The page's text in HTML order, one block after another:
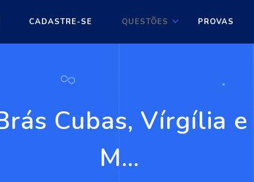
CADASTRE-SE QUESTÕES PROVAS
Cubas, Vírgília
M...